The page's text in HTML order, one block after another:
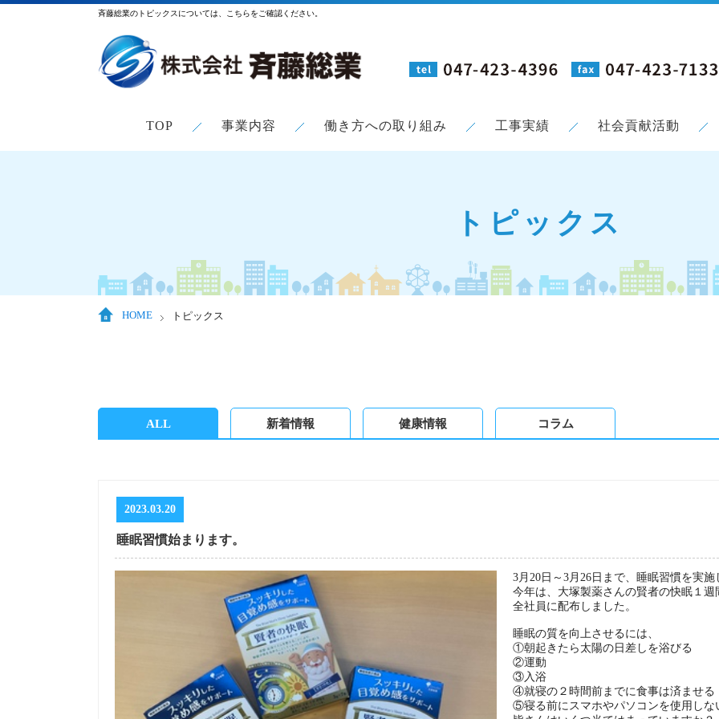
斉藤総業のトピックスについては、こちらをご確認ください。
TOP 事業内容 働き方への取り組み 工事実績 社会貢献活動
トピックス
HOME トピックス
ALL 新着情報 健康情報 コラム
2023.03.20
睡眠習慣始まります。
3月20日～3月26日まで、睡眠習慣を実施
今年は、大塚製薬さんの賢者の快眠１週
全社員に配布しました。
睡眠の質を向上させるには、
①朝起きたら太陽の日差しを浴びる
②運動
③入浴
④就寝の２時間前までに食事は済ませる
⑤寝る前にスマホやパソコンを使用しな